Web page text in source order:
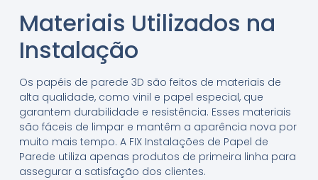
Materiais Utilizados na
Instalação
Os papéis de parede 3D são feitos de materiais de
alta qualidade, como vinil e papel especial, que
garantem durabilidade e resistência. Esses materiais
são fáceis de limpar e mantêm a aparência nova por
muito mais tempo. A FIX Instalações de Papel de
Parede utiliza apenas produtos de primeira linha para
assegurar a satisfação dos clientes.